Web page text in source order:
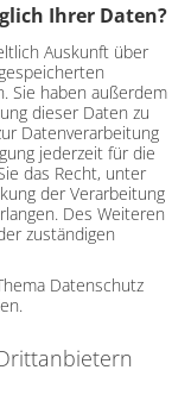
Ihrer Daten?
Auskunft über
Sie haben außerdem
dieser Daten zu
Datenverarbeitung
jederzeit für die
das Recht, unter
der Verarbeitung
Des Weiteren
zuständigen
Datenschutz